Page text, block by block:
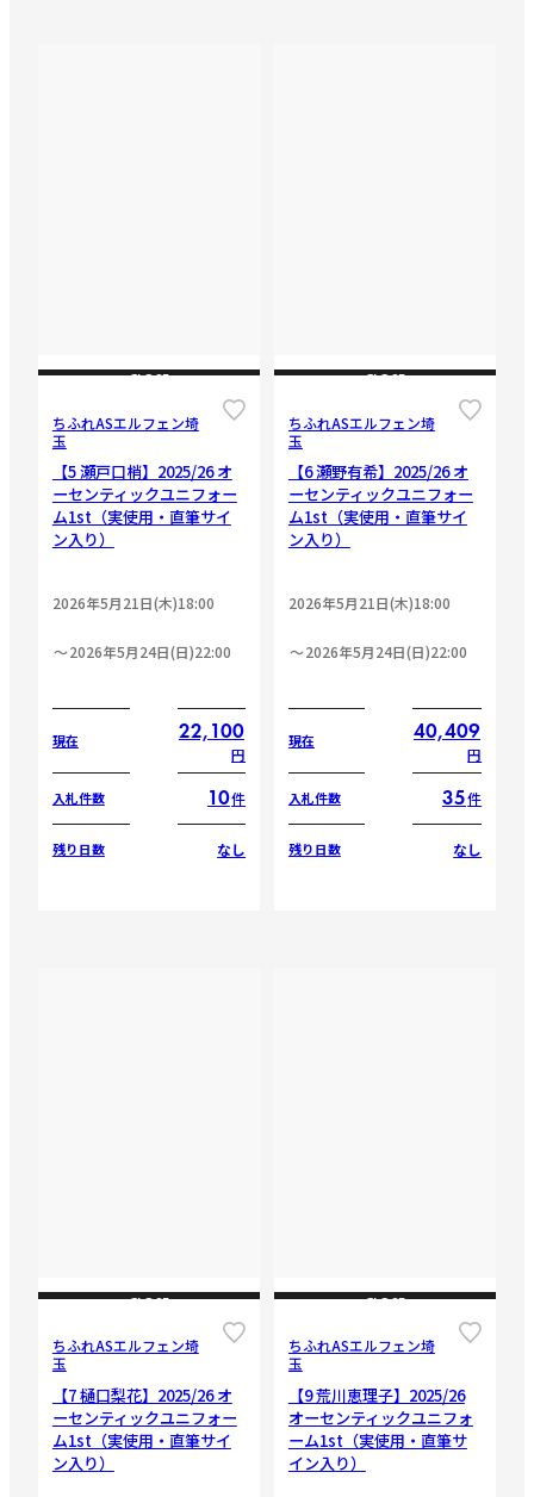
CLOSE
ちふれASエルフェン埼
玉
【5 瀬戸口梢】2025/26 オ
ーセンティックユニフォー
ム1st（実使用・直筆サイ
ン入り）
2026年5月21日(木)18:00
2026年5月24日(日)22:00
現在 22,100
円
入札件数 10件
残り日数 なし
CLOSE
ちふれASエルフェン埼
玉
【6 瀬野有希】2025/26 オ
ーセンティックユニフォー
ム1st（実使用・直筆サイ
ン入り）
2026年5月21日(木)18:00
2026年5月24日(日)22:00
現在 40,409
円
入札件数 35件
残り日数 なし
CLOSE
ちふれASエルフェン埼
玉
【7 樋口梨花】2025/26 オ
ーセンティックユニフォー
ム1st（実使用・直筆サイ
ン入り）
CLOSE
ちふれASエルフェン埼
玉
【9 荒川恵理子】2025/26
オーセンティックユニフォ
ーム1st（実使用・直筆サ
イン入り）